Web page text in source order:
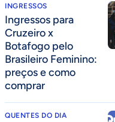
INGRESSOS
Ingressos para
Cruzeiro x
Botafogo pelo
Brasileiro Feminino:
preços e como
comprar
QUENTES DO DIA